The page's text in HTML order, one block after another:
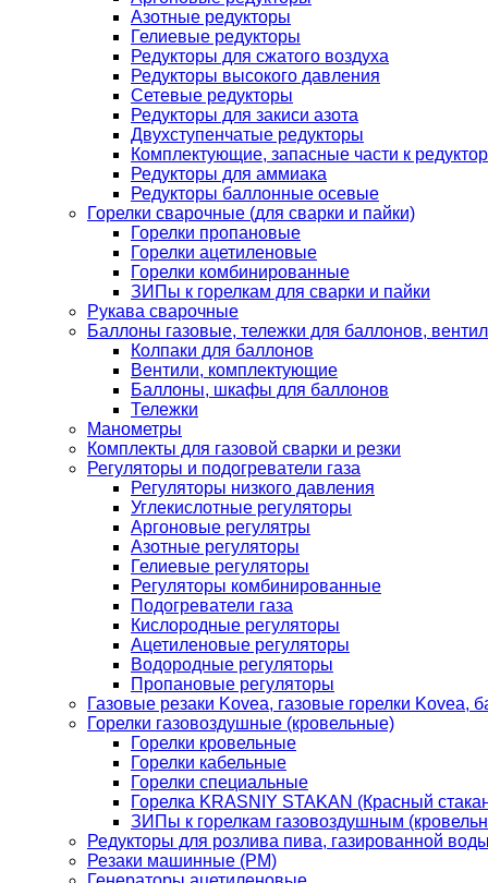
Азотные редукторы
Гелиевые редукторы
Редукторы для сжатого воздуха
Редукторы высокого давления
Сетевые редукторы
Редукторы для закиси азота
Двухступенчатые редукторы
Комплектующие, запасные части к
Редукторы для аммиака
Редукторы баллонные осевые
Горелки сварочные (для сварки и пайки)
Горелки пропановые
Горелки ацетиленовые
Горелки комбинированные
ЗИПы к горелкам для сварки и пайки
Рукава сварочные
Баллоны газовые, тележки для баллонов,
Колпаки для баллонов
Вентили, комплектующие
Баллоны, шкафы для баллонов
Тележки
Манометры
Комплекты для газовой сварки и резки
Регуляторы и подогреватели газа
Регуляторы низкого давления
Углекислотные регуляторы
Аргоновые регулятры
Азотные регуляторы
Гелиевые регуляторы
Регуляторы комбинированные
Подогреватели газа
Кислородные регуляторы
Ацетиленовые регуляторы
Водородные регуляторы
Пропановые регуляторы
Газовые резаки Kovea, газовые горелки Kovea,
Горелки газовоздушные (кровельные)
Горелки кровельные
Горелки кабельные
Горелки специальные
Горелка KRASNIY STAKAN (Красный
ЗИПы к горелкам газовоздушным
Редукторы для розлива пива, газированной
Резаки машинные (РМ)